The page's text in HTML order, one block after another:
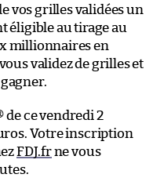
vos grilles validées un
éligible au tirage au
millionnaires en
validez de grilles et
de ce vendredi 2
Votre inscription
FDJ.frne vous